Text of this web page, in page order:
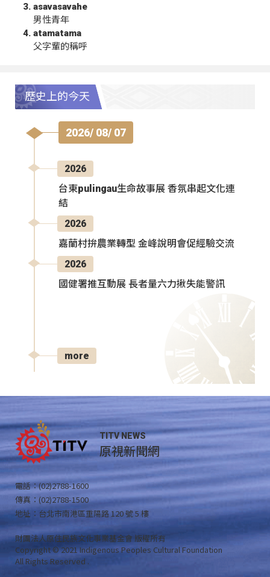
asavasavahe
男性青年
atamatama
父字輩的稱呼
歷史上的今天
2026/ 08/ 07
2026
台東pulingau生命故事展 香氛串起文化連
結
2026
嘉蘭村拚農業轉型 金峰說明會促經驗交流
2026
國健署推互動展 長者量六力揪失能警訊
more
TITV NEWS
原視新聞網
電話：(02)2788-1600
傳真：(02)2788-1500
地址：台北市南港區重陽路 120 號 5 樓
財團法人原住民族文化事業基金會 版權所有
Copyright © 2021 Indigenous Peoples Cultural Foundation
All Rights Reserved .